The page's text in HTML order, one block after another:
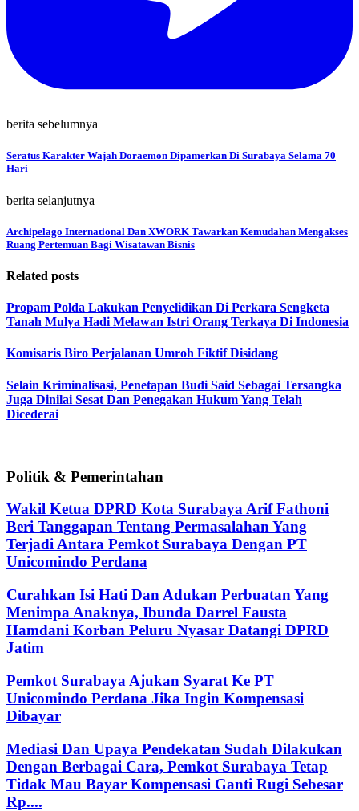
berita sebelumnya
Seratus Karakter Wajah Doraemon Dipamerkan Di Surabaya Selama 70
Hari
berita selanjutnya
Archipelago International Dan XWORK Tawarkan Kemudahan Mengakses
Ruang Pertemuan Bagi Wisatawan Bisnis
Related posts
Propam Polda Lakukan Penyelidikan Di Perkara Sengketa
Tanah Mulya Hadi Melawan Istri Orang Terkaya Di Indonesia
Komisaris Biro Perjalanan Umroh Fiktif Disidang
Selain Kriminalisasi, Penetapan Budi Said Sebagai Tersangka
Juga Dinilai Sesat Dan Penegakan Hukum Yang Telah
Dicederai
Politik & Pemerintahan
Wakil Ketua DPRD Kota Surabaya Arif Fathoni
Beri Tanggapan Tentang Permasalahan Yang
Terjadi Antara Pemkot Surabaya Dengan PT
Unicomindo Perdana
Curahkan Isi Hati Dan Adukan Perbuatan Yang
Menimpa Anaknya, Ibunda Darrel Fausta
Hamdani Korban Peluru Nyasar Datangi DPRD
Jatim
Pemkot Surabaya Ajukan Syarat Ke PT
Unicomindo Perdana Jika Ingin Kompensasi
Dibayar
Mediasi Dan Upaya Pendekatan Sudah Dilakukan
Dengan Berbagai Cara, Pemkot Surabaya Tetap
Tidak Mau Bayar Kompensasi Ganti Rugi Sebesar
Rp....